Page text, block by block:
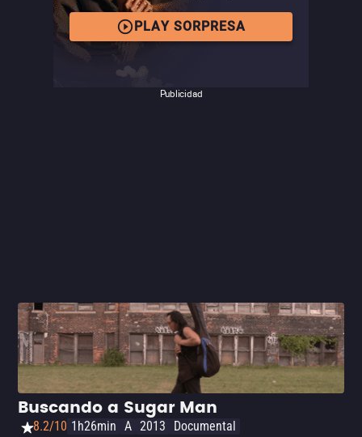
PLAY SORPRESA
Publicidad
Buscando a Sugar Man
8.2/10 1h26min A 2013
Documental